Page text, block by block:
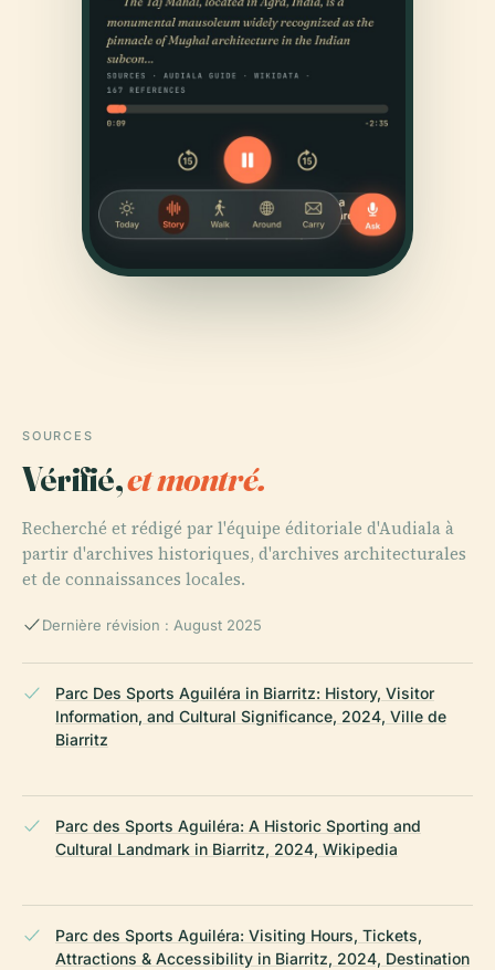
SOURCES
Vérifié,et montré.
Recherché et rédigé par l'équipe éditoriale d'Audiala à
partir d'archives historiques, d'archives architecturales
et de connaissances locales.
Dernière révision : August 2025
Parc Des Sports Aguiléra in Biarritz: History, Visitor
Information, and Cultural Significance, 2024, Ville de
Biarritz
Parc des Sports Aguiléra: A Historic Sporting and
Cultural Landmark in Biarritz, 2024, Wikipedia
Parc des Sports Aguiléra: Visiting Hours, Tickets,
Attractions & Accessibility in Biarritz, 2024, Destination